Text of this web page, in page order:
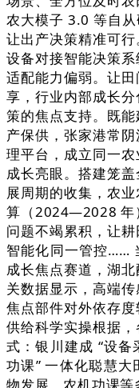
农大模子 3.0 等自从
让出产决策精准可
设备对接智能决策
适配能力偏弱。让
享，行业内部成长
策的焦点支持。既
产保供，张家港常
理平台，成立同一
成长亮眼。搭建笼
展周期的收集，农
算（2024—2028 年
问题不竭累积，让
智能化同一管控……
成长焦点赛道，湖
关数据显示，高端
焦点部件对外依存
供给科学实操根据
式：银川建成 “设
功课” 一体化聪慧